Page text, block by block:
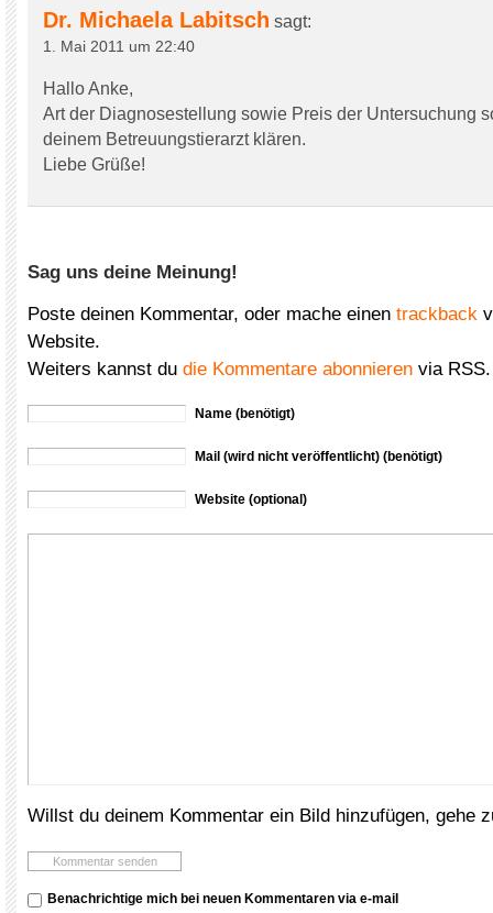
Dr. Michaela Labitsch sagt:
1. Mai 2011 um 22:40
Hallo Anke,
Art der Diagnosestellung sowie Preis der Untersuchung
deinem Betreuungstierarzt klären.
Liebe Grüße!
Sag uns deine Meinung!
Poste deinen Kommentar, oder mache einen trackback
Website.
Weiters kannst du die Kommentare abonnieren via RSS.
Name (benötigt)
Mail (wird nicht veröffentlicht) (benötigt)
Website (optional)
Willst du deinem Kommentar ein Bild hinzufügen, gehe
Benachrichtige mich bei neuen Kommentaren via e-mail